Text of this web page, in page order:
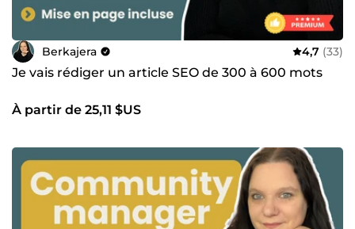
Berkajera 4,7 (33)
Je vais rédiger un article SEO de 300 à 600 mots
À partir de 25,11 $US